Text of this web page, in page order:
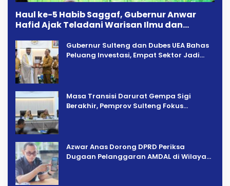
Haul ke-5 Habib Saggaf, Gubernur Anwar
Hafid Ajak Teladani Warisan Ilmu dan
Gubernur Sulteng dan Dubes UEA Bahas
Peluang Investasi, Empat Sektor Jadi
Masa Transisi Darurat Gempa Sigi
Berakhir, Pemprov Sulteng Fokus
Azwar Anas Dorong DPRD Periksa
Dugaan Pelanggaran AMDAL di Wilayah